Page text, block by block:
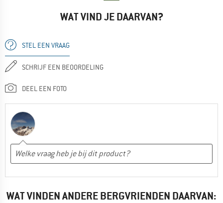
WAT VIND JE DAARVAN?
STEL EEN VRAAG
SCHRIJF EEN BEOORDELING
DEEL EEN FOTO
WAT VINDEN ANDERE BERGVRIENDEN DAARVAN: